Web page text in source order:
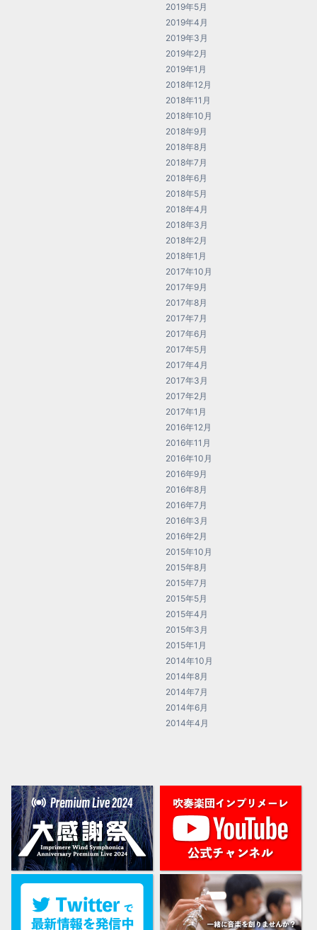
2019年5月
2019年4月
2019年3月
2019年2月
2019年1月
2018年12月
2018年11月
2018年10月
2018年9月
2018年8月
2018年7月
2018年6月
2018年5月
2018年4月
2018年3月
2018年2月
2018年1月
2017年10月
2017年9月
2017年8月
2017年7月
2017年6月
2017年5月
2017年4月
2017年3月
2017年2月
2017年1月
2016年12月
2016年11月
2016年10月
2016年9月
2016年8月
2016年7月
2016年3月
2016年2月
2015年10月
2015年8月
2015年7月
2015年5月
2015年4月
2015年3月
2015年1月
2014年10月
2014年8月
2014年7月
2014年6月
2014年4月